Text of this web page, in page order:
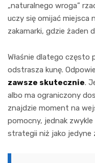
„naturalnego wroga”
uczy się omijać miejsca
zakamarki, gdzie żaden
Właśnie dlatego często
odstrasza kunę.
zawsze skutecznie.
albo ma ograniczony
znajdzie moment na
pomocny, jednak zwykle
strategii niż jako jedyne